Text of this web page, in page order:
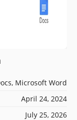
Microsoft Word
April 24, 2024
July 25, 2026